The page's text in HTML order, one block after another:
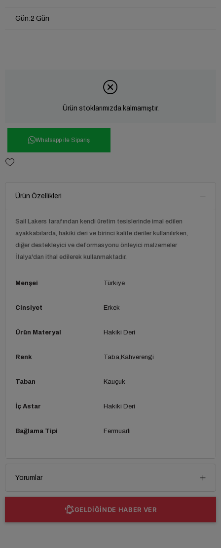
Gün:2 Gün
Ürün stoklarımızda kalmamıştır.
Whatsapp ile Sipariş
Ürün Özellikleri
Sail Lakers tarafından kendi üretim tesislerinde imal edilen
ayakkabılarda, hakiki deri ve birinci kalite deriler kullanılırken,
diğer destekleyici ve deformasyonu önleyici malzemeler
İtalya'dan ithal edilerek kullanmaktadır.
Menşei Türkiye
Cinsiyet Erkek
Ürün Materyal Hakiki Deri
Renk Taba Kahverengi
Taban Kauçuk
İç Astar Hakiki Deri
Bağlama Tipi Fermuarlı
Yorumlar
GELDİĞİNDE HABER VER